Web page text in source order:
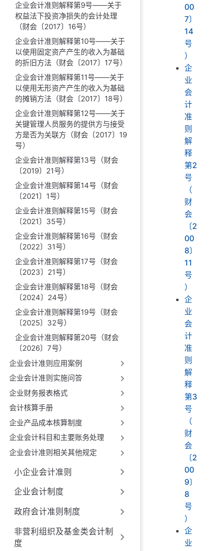
企业会计准则解释第9号——关于
权益法下投资净损失的会计处理
（财会〔2017〕16号）
企业会计准则解释第10号——关于
以使用固定资产产生的收入为基础
的折旧方法（财会〔2017〕17号）
企业会计准则解释第11号——关于
以使用无形资产产生的收入为基础
的摊销方法（财会〔2017〕18号）
企业会计准则解释第12号——关于
关键管理人员服务的提供方与接受
方是否为关联方（财会〔2017〕19
号）
企业会计准则解释第13号（财会
〔2019〕21号）
企业会计准则解释第14号（财会
〔2021〕1号）
企业会计准则解释第15号（财会
〔2021〕35号）
企业会计准则解释第16号（财会
〔2022〕31号）
企业会计准则解释第17号（财会
〔2023〕21号）
企业会计准则解释第18号（财会
〔2024〕24号）
企业会计准则解释第19号（财会
〔2025〕32号）
企业会计准则解释第20号（财会
〔2026〕7号）
企业会计准则应用案例
企业会计准则实施问答
企业财务报表格式
会计核算手册
企业产品成本核算制度
企业会计科目和主要账务处理
企业会计准则相关其他规定
小企业会计准则
企业会计制度
政府会计准则制度
非营利组织及基金类会计制
度
00
7〕
14
号
）
企
业
会
计
准
则
解
释
第2
号
（
财
会
〔2
00
8〕
11
号
）
企
业
会
计
准
则
解
释
第3
号
（
财
会
〔2
00
9〕
8
号
）
企
业